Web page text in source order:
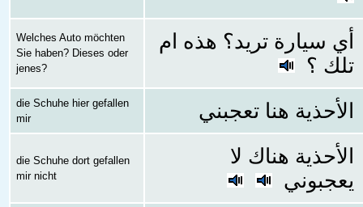
Welches Auto möchten
Sie haben? Dieses oder
jenes?
أي سيارة تريد؟ هذه ام
تلك ؟
die Schuhe hier gefallen
mir
الأحذية هنا تعجبني
die Schuhe dort gefallen
mir nicht
الأحذية هناك لا
يعجبوني